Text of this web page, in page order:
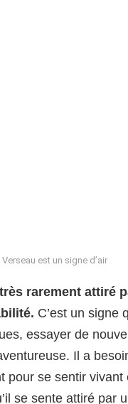
Verseau est un signe d’air
rarement attiré
C’est un signe
essayer de
Il a
pour se sentir vivant
se sente attiré par